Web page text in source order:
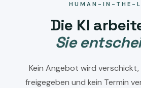
HUMAN-IN-THE-
Die KI
Sie
Kein Angebot wird verschickt,
freigegeben und kein Termin